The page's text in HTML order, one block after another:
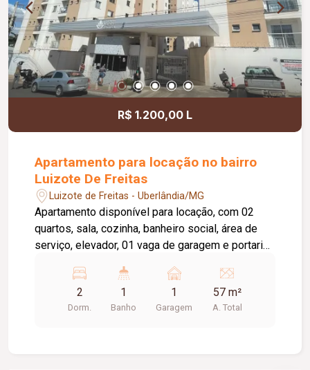
em porcelanato, pintura nova e aproximadamente
50 m² de área privativa.
R$ 1.200,00 L
Apartamento para locação no bairro
Luizote De Freitas
Luizote de Freitas - Uberlândia/MG
Apartamento disponível para locação, com 02
quartos, sala, cozinha, banheiro social, área de
serviço, elevador, 01 vaga de garagem e portaria
piscina e salão de festas, proporcionando mais
conforto e lazer para os moradores. A taxa de
condomínio está inclusa no valor do aluguel.
2
Dorm.
1
Banho
1
Garagem
57 m²
A. Total